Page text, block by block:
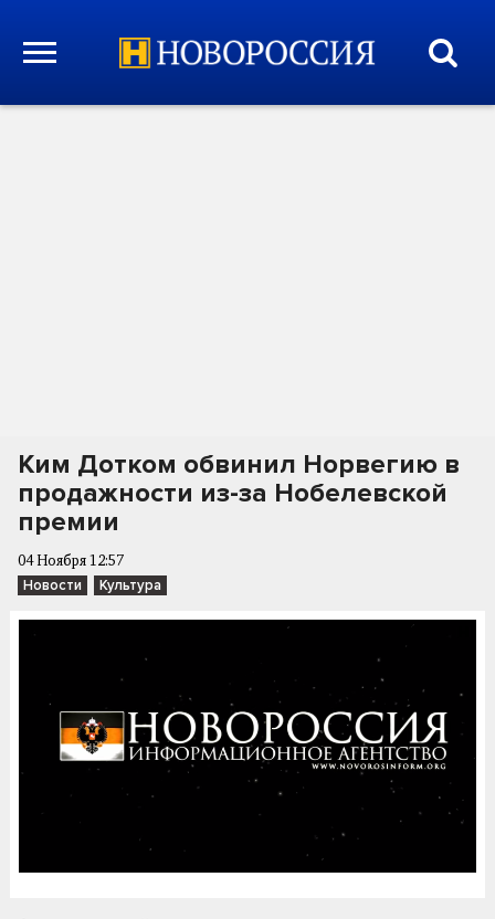
Ким Дотком обвинил Норвегию в
продажности из-за Нобелевской
премии
04 Ноября 12:57
Новости Культура